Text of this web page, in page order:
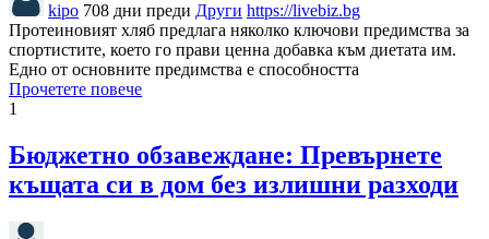
kipo 708 дни преди Други https://livebiz.bg
Протеиновият хляб предлага няколко ключови предимства за
спортистите, което го прави ценна добавка към диетата им.
Едно от основните предимства е способността
Прочетете повече
1
Бюджетно обзавеждане: Превърнете
къщата си в дом без излишни разходи